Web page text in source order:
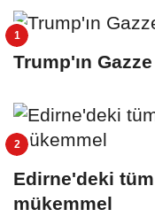
Trump'ın
Edirne'deki
mükemmel